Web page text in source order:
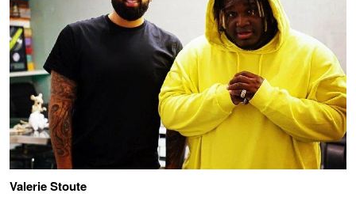
Valerie Stoute